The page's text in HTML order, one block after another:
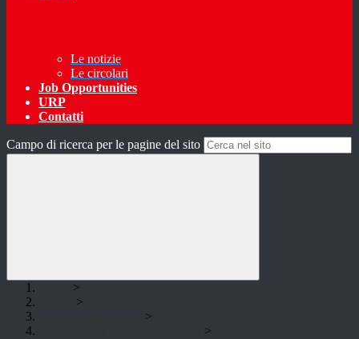
Le notizie
Le circolari
Job Opportunities
URP
Contatti
Campo di ricerca per le pagine del sito
>
>
>
>